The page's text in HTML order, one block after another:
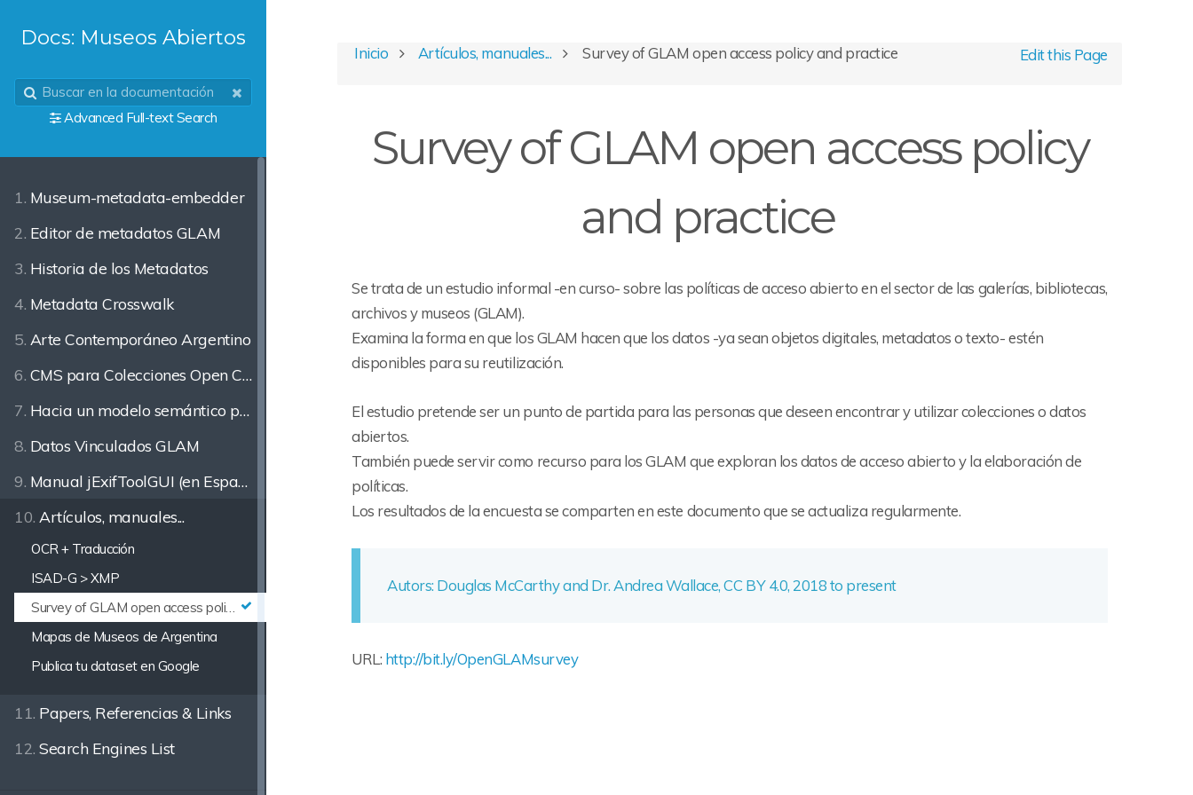
Docs: Museos Abiertos
Advanced Full-text Search
1. Museum-metadata-embedder
2. Editor de metadatos GLAM
3. Historia de los Metadatos
4. Metadata Crosswalk
5. Arte Contemporáneo Argentino
6. CMS para Colecciones Open Content
7. Hacia un modelo semántico para la descripción del Patrimonio
8. Datos Vinculados GLAM
9. Manual jExifToolGUI (en Español)
10. Artículos, manuales...
OCR + Traducción
ISAD-G > XMP
Mapas de Museos de Argentina
Publica tu dataset en Google
11. Papers, Referencias & Links
12.Search Engines List
Edit this Page
Inicio Artículos, manuales... Survey of GLAM open access policy and practice
Survey of GLAM open access policy
and practice
Se trata de un estudio informal -en curso- sobre las políticas de acceso abierto en el sector de las galerías, bibliotecas,
archivos y museos (GLAM).
Examina la forma en que los GLAM hacen que los datos -ya sean objetos digitales, metadatos o texto- estén
disponibles para su reutilización.
El estudio pretende ser un punto de partida para las personas que deseen encontrar y utilizar colecciones o datos
abiertos.
También puede servir como recurso para los GLAM que exploran los datos de acceso abierto y la elaboración de
políticas.
Los resultados de la encuesta se comparten en este documento que se actualiza regularmente.
Autors: Douglas McCarthy and Dr. Andrea Wallace, CC BY 4.0, 2018 to present
URL: http://bit.ly/OpenGLAMsurvey